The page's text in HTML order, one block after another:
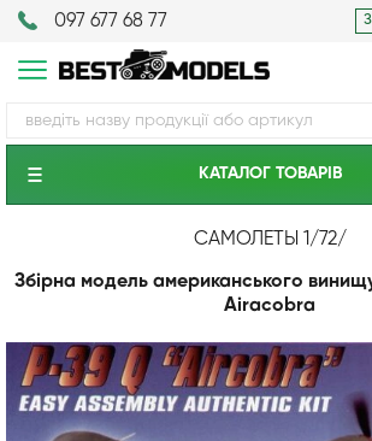
097 677 68 77
КАТАЛОГ ТОВАРIВ
САМОЛЕТЫ 1/72/
Збірна модель американського
Airacobra